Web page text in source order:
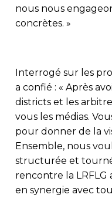
nous nous
concrètes. »
Interrogé sur les
a confié : « Après
districts et les
vous les médias.
pour donner de la
Ensemble, nous
structurée et
rencontre la LRFLG
en synergie avec